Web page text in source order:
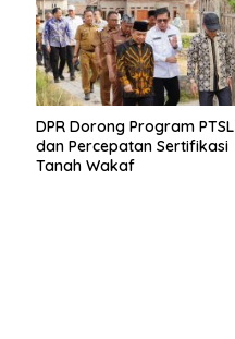
DPR Dorong Program PTSL
dan Percepatan Sertifikasi
Tanah Wakaf